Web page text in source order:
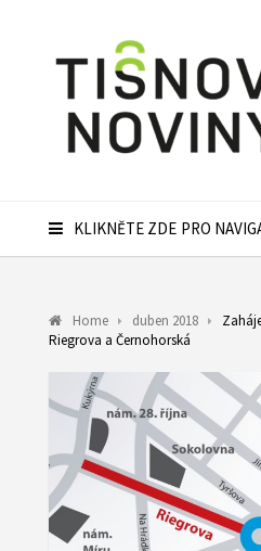
KLIKNĚTE ZDE PRO
Home duben 2018
Riegrova a Černohorská